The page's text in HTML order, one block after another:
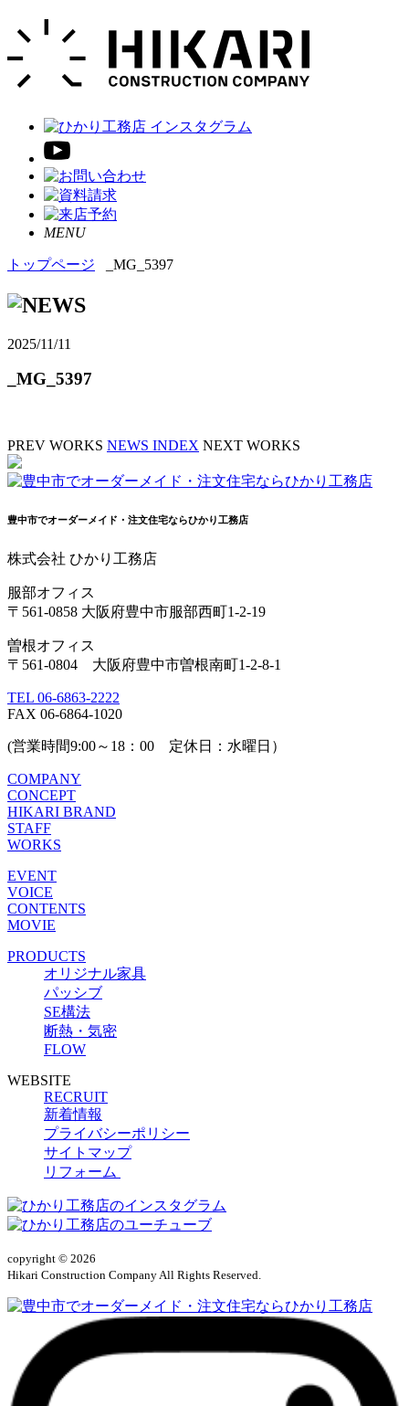
MENU
トップページ _MG_5397
2025/11/11
_MG_5397
PREV WORKS NEWS INDEX NEXT WORKS
豊中市でオーダーメイド・注文住宅ならひかり工務店
株式会社 ひかり工務店
服部オフィス
〒561-0858 大阪府豊中市服部西町1-2-19
曽根オフィス
〒561-0804 大阪府豊中市曽根南町1-2-8-1
TEL 06-6863-2222
FAX 06-6864-1020
(営業時間9:00～18：00 定休日：水曜日）
COMPANY
CONCEPT
HIKARI BRAND
STAFF
WORKS
EVENT
VOICE
CONTENTS
MOVIE
PRODUCTS
オリジナル家具
パッシブ
SE構法
断熱・気密
FLOW
WEBSITE
RECRUIT
新着情報
プライバシーポリシー
サイトマップ
リフォーム
copyright © 2026
Hikari Construction Company All Rights Reserved.